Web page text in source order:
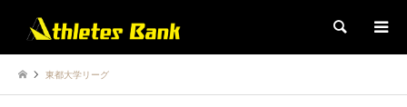
検索
東都大学リーグ